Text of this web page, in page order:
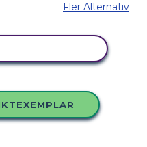
Fler Alternativ